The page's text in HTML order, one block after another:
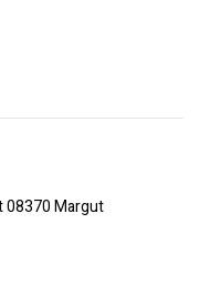
08370 Margut